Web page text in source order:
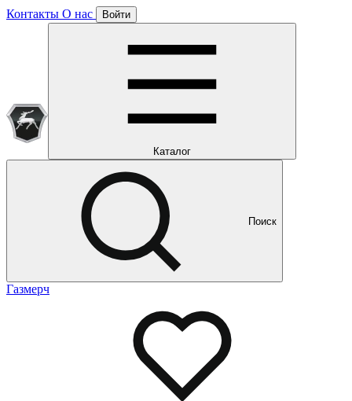
Контакты О нас Войти
Каталог
Поиск
Газмерч
Отлично!
Подписка уже оформлена